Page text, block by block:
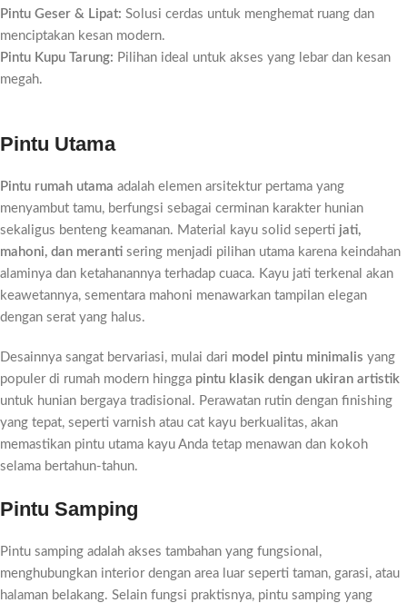
Pintu Geser & Lipat: Solusi cerdas untuk menghemat ruang dan
menciptakan kesan modern.
Pintu Kupu Tarung: Pilihan ideal untuk akses yang lebar dan kesan
megah.
Pintu Utama
Pintu rumah utama adalah elemen arsitektur pertama yang
menyambut tamu, berfungsi sebagai cerminan karakter hunian
sekaligus benteng keamanan. Material kayu solid seperti jati,
mahoni, dan meranti sering menjadi pilihan utama karena keindahan
alaminya dan ketahanannya terhadap cuaca. Kayu jati terkenal akan
keawetannya, sementara mahoni menawarkan tampilan elegan
dengan serat yang halus.
Desainnya sangat bervariasi, mulai dari model pintu minimalis yang
populer di rumah modern hingga pintu klasik dengan ukiran artistik
untuk hunian bergaya tradisional. Perawatan rutin dengan finishing
yang tepat, seperti varnish atau cat kayu berkualitas, akan
memastikan pintu utama kayu Anda tetap menawan dan kokoh
selama bertahun-tahun.
Pintu Samping
Pintu samping adalah akses tambahan yang fungsional,
menghubungkan interior dengan area luar seperti taman, garasi, atau
halaman belakang. Selain fungsi praktisnya, pintu samping yang